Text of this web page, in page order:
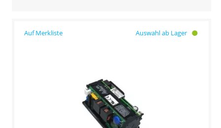
Auswahl ab Lager